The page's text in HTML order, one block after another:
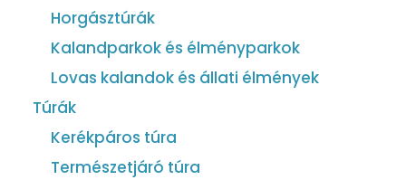
Horgásztúrák
Kalandparkok és élményparkok
Lovas kalandok és állati élmények
Túrák
Kerékpáros túra
Természetjáró túra